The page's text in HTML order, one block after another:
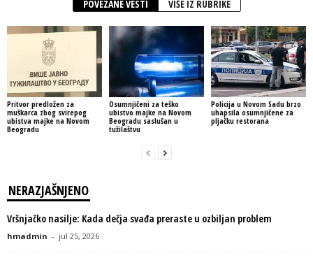
POVEZANE VESTI VIŠE IZ RUBRIKE
Pritvor predložen za
muškarca zbog svirepog
ubistva majke na Novom
Beogradu
Osumnjičeni za teško
ubistvo majke na Novom
Beogradu saslušan u
tužilaštvu
Policija u Novom Sadu brzo
uhapsila osumnjičene za
pljačku restorana
NERAZJAŠNJENO
Vršnjačko nasilje: Kada dečja svađa preraste u ozbiljan problem
hmadmin - jul 25, 2026